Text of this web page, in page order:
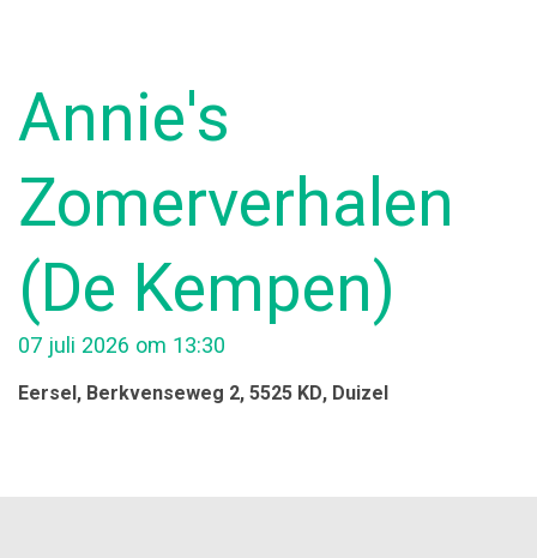
Annie's
Zomerverhalen
(De Kempen)
07 juli 2026 om 13:30
Eersel , Berkvenseweg 2, 5525 KD, Duizel